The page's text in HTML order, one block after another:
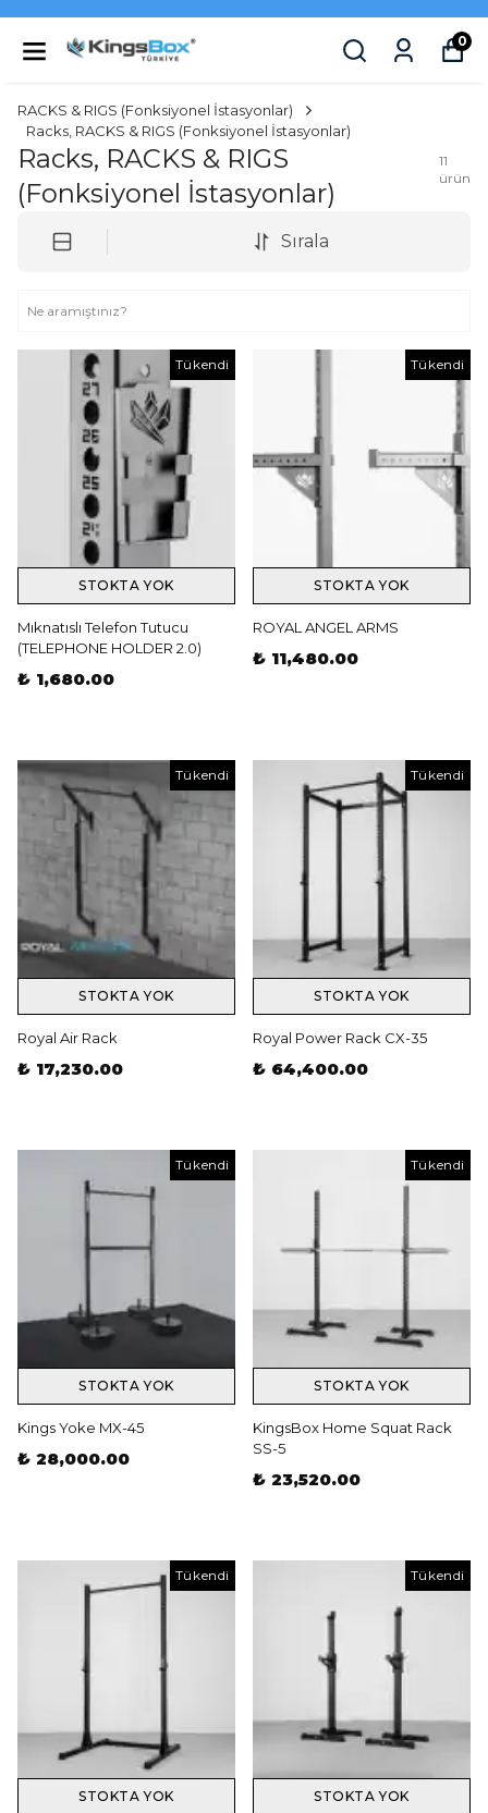
0
RACKS & RIGS (Fonksiyonel İstasyonlar)
Racks, RACKS & RIGS (Fonksiyonel İstasyonlar)
Racks, RACKS & RIGS
(Fonksiyonel İstasyonlar)
11
ürün
Sırala
Tükendi
STOKTA YOK
Mıknatıslı Telefon Tutucu
(TELEPHONE HOLDER 2.0)
₺ 1,680.00
Tükendi
STOKTA YOK
ROYAL ANGEL ARMS
₺ 11,480.00
Tükendi
STOKTA YOK
Royal Air Rack
₺ 17,230.00
Tükendi
STOKTA YOK
Royal Power Rack CX-35
₺ 64,400.00
Tükendi
STOKTA YOK
Kings Yoke MX-45
₺ 28,000.00
Tükendi
STOKTA YOK
KingsBox Home Squat Rack
SS-5
₺ 23,520.00
Tükendi
STOKTA YOK
Tükendi
STOKTA YOK